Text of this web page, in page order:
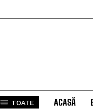
TOATE ACASĂ